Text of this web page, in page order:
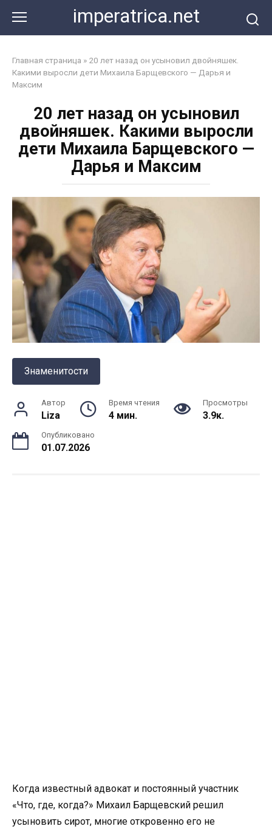
контенту
imperatrica.net
Главная страница » 20 лет назад он усыновил двойняшек.
Какими выросли дети Михаила Барщевского — Дарья и
Максим
20 лет назад он усыновил
двойняшек. Какими выросли
дети Михаила Барщевского —
Дарья и Максим
Знаменитости
Автор
Liza
Время чтения
4 мин.
Просмотры
3.9к.
Опубликовано
01.07.2026
Когда известный адвокат и постоянный участник
«Что, где, когда?» Михаил Барщевский решил
усыновить сирот, многие откровенно его не